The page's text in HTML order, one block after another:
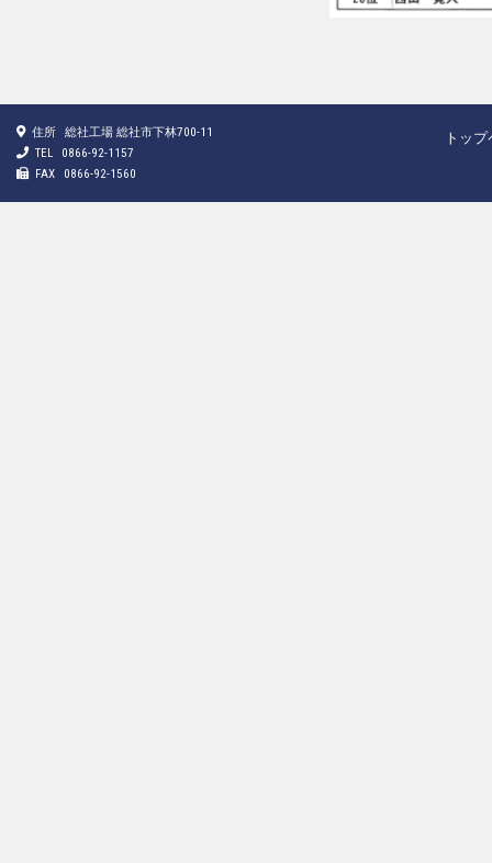
住所
総社工場 総社市下林700-11
TEL
0866-92-1157
FAX
0866-92-1560
トッ